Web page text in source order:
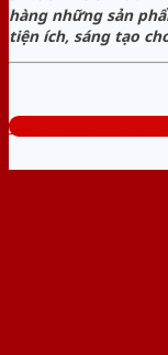
hàng những sản
tiện ích, sáng tạo